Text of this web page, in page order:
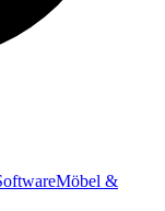
Möbel &